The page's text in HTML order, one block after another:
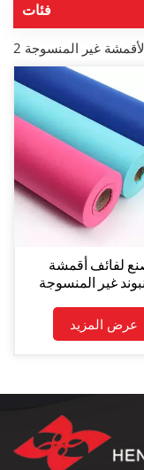
فئات
لفائف أقمشة
غير المنسوجة
الصديقة للبيئة عالية
قابلة للتهوية ومقاومة
عرض المزيد